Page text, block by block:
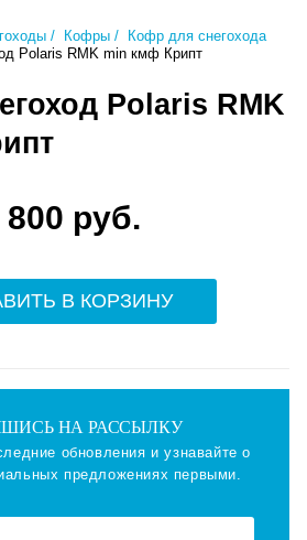
Кофры
Кофр для снегохода
Polaris RMK min кмф Крипт
Polaris RMK
800 руб.
В КОРЗИНУ
НА РАССЫЛКУ
обновления и узнавайте о
предложениях первыми.